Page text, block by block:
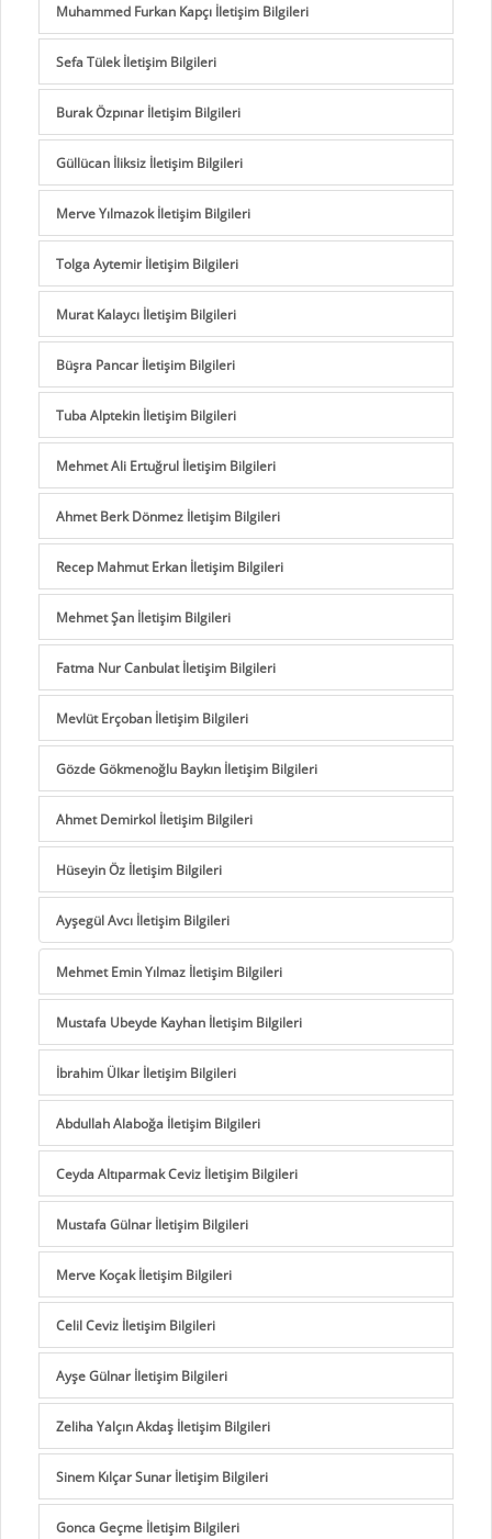
Muhammed Furkan Kapçı İletişim Bilgileri
Sefa Tülek İletişim Bilgileri
Burak Özpınar İletişim Bilgileri
Güllücan İliksiz İletişim Bilgileri
Merve Yılmazok İletişim Bilgileri
Tolga Aytemir İletişim Bilgileri
Murat Kalaycı İletişim Bilgileri
Büşra Pancar İletişim Bilgileri
Tuba Alptekin İletişim Bilgileri
Mehmet Ali Ertuğrul İletişim Bilgileri
Ahmet Berk Dönmez İletişim Bilgileri
Recep Mahmut Erkan İletişim Bilgileri
Mehmet Şan İletişim Bilgileri
Fatma Nur Canbulat İletişim Bilgileri
Mevlüt Erçoban İletişim Bilgileri
Gözde Gökmenoğlu Baykın İletişim Bilgileri
Ahmet Demirkol İletişim Bilgileri
Hüseyin Öz İletişim Bilgileri
Ayşegül Avcı İletişim Bilgileri
Mehmet Emin Yılmaz İletişim Bilgileri
Mustafa Ubeyde Kayhan İletişim Bilgileri
İbrahim Ülkar İletişim Bilgileri
Abdullah Alaboğa İletişim Bilgileri
Ceyda Altıparmak Ceviz İletişim Bilgileri
Mustafa Gülnar İletişim Bilgileri
Merve Koçak İletişim Bilgileri
Celil Ceviz İletişim Bilgileri
Ayşe Gülnar İletişim Bilgileri
Zeliha Yalçın Akdaş İletişim Bilgileri
Sinem Kılçar Sunar İletişim Bilgileri
Gonca Geçme İletişim Bilgileri